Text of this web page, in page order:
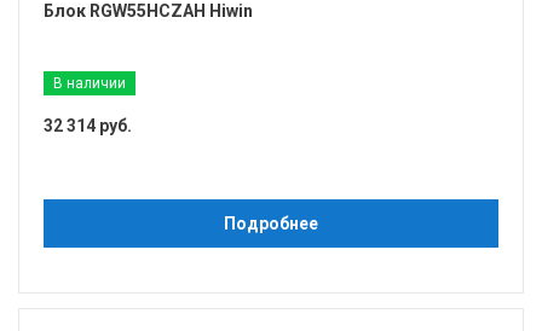
Блок RGW55HCZAH Hiwin
В наличии
32 314 руб.
Подробнее